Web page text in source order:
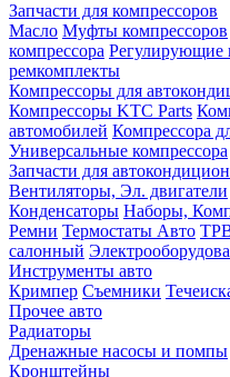
Запчасти для компрессоров
Масло Муфты компрессоров
компрессора Регулирующие
ремкомплекты
Компрессоры для
Компрессоры KTC Parts
автомобилей Компрессора
Универсальные компрессора
Запчасти для
Вентиляторы, Эл. двигатели
Конденсаторы Наборы,
Ремни Термостаты Авто
салонный
Инструменты авто
Кримпер Съемники
Прочее авто
Радиаторы
Дренажные насосы и помпы
Кронштейны